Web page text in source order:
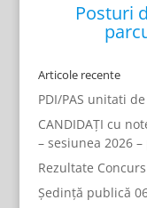
Posturi
Articole recente
PDI/PAS unitati
CANDIDAȚI cu
– sesiunea 2026
Rezultate
Ședință publică